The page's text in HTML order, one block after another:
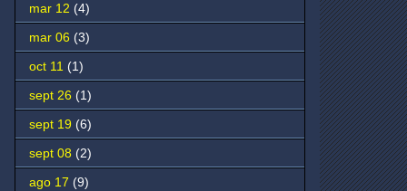
mar 12 (4)
mar 06 (3)
oct 11 (1)
sept 26 (1)
sept 19 (6)
sept 08 (2)
ago 17 (9)